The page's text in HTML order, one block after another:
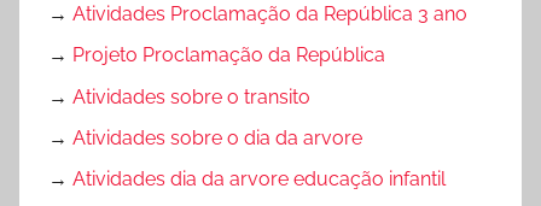
→ Atividades Proclamação da República 3 ano
→ Projeto Proclamação da República
→ Atividades sobre o transito
→ Atividades sobre o dia da arvore
→ Atividades dia da arvore educação infantil